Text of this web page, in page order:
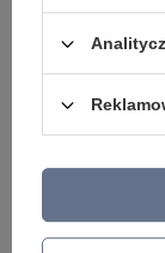
ZOBACZ